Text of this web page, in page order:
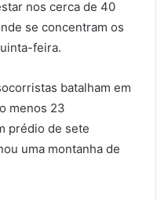
nos cerca de 40
se concentram os
feira.
batalham em
menos 23
prédio de sete
uma montanha de